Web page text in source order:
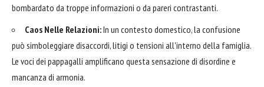
bombardato da troppe informazioni o da pareri contrastanti.
Caos Nelle Relazioni:In un contesto domestico, la confusione
può simboleggiare disaccordi, litigi o tensioni all'interno della famiglia.
Le voci dei pappagalli amplificano questa sensazione di disordine e
mancanza di armonia.